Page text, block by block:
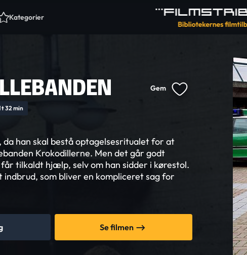
Kategorier
Gem
t 32 min
da han skal bestå optagelsesritualet for at
Krokodillerne. Men det går godt
tilkaldt hjælp, selv om han sidder i kørestol.
indbrud, som bliver en kompliceret sag for
Se filmen